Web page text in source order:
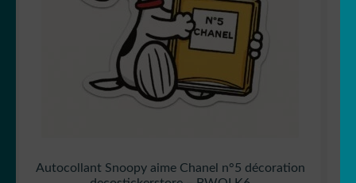
Autocollant Snoopy aime Chanel n°5 décoration